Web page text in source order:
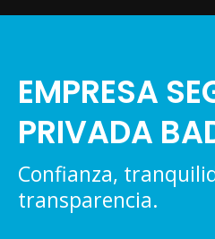
EMPRESA
PRIVADA
Confianza,
transparencia.